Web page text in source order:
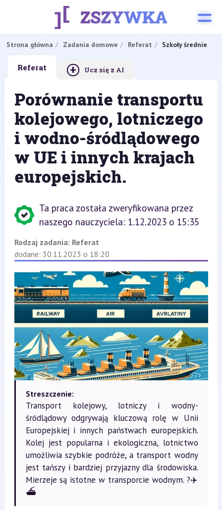
Strona główna Zadania domowe Referat Szkoły średnie
Referat + Ucz się z AI
Porównanie transportu
kolejowego, lotniczego
i wodno-śródlądowego
w UE i innych krajach
europejskich.
Ta praca została zweryfikowana przez
naszego nauczyciela: 1.12.2023 o 15:35
Rodzaj zadania: Referat
dodane: 30.11.2023 o 18:20
Streszczenie:
Transport kolejowy, lotniczy i wodny-
śródlądowy odgrywają kluczową rolę w Unii
Europejskiej i innych państwach europejskich.
Kolej jest popularna i ekologiczna, lotnictwo
umożliwia szybkie podróże, a transport wodny
jest tańszy i bardziej przyjazny dla środowiska.
Mierzeje są istotne w transporcie wodnym. ?✈️
⛴️